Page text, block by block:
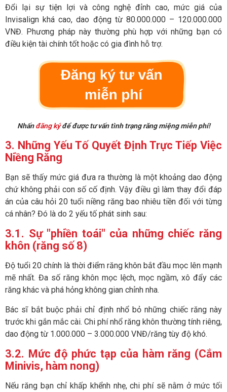
Đổi lại sự tiện lợi và công nghệ đỉnh cao, mức giá của
Invisalign khá cao, dao động từ 80.000.000 – 120.000.000
VNĐ. Phương pháp này thường phù hợp với những bạn có
điều kiện tài chính tốt hoặc có gia đình hỗ trợ.
Nhấnđăng kýđể được tư vấn tình trạng răng miệng miễn phí!
3. Những Yếu Tố Quyết Định Trực Tiếp Việc
Niềng Răng
Bạn sẽ thấy mức giá đưa ra thường là một khoảng dao động
chứ không phải con số cố định. Vậy điều gì làm thay đổi đáp
án của câu hỏi 20 tuổi niềng răng bao nhiêu tiền đối với từng
cá nhân? Đó là do 2 yếu tố phát sinh sau:
3.1. Sự "phiền toái" của những chiếc răng
khôn (răng số 8)
Độ tuổi 20 chính là thời điểm răng khôn bắt đầu mọc lên mạnh
mẽ nhất. Đa số răng khôn mọc lệch, mọc ngầm, xô đẩy các
răng khác và phá hỏng không gian chỉnh nha.
Bác sĩ bắt buộc phải chỉ định nhổ bỏ những chiếc răng này
trước khi gắn mắc cài. Chi phí nhổ răng khôn thường tính riêng,
dao động từ 1.000.000 – 3.000.000 VNĐ/răng tùy độ khó.
3.2. Mức độ phức tạp của hàm răng (Cắm
Minivis, hàm nong)
Nếu răng bạn chỉ khấp khểnh nhẹ, chi phí sẽ nằm ở mức tối